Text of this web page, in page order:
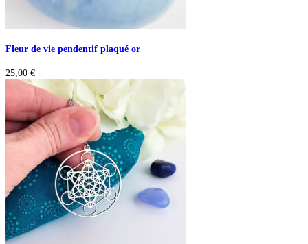
Fleur de vie pendentif plaqué or
25,00 €